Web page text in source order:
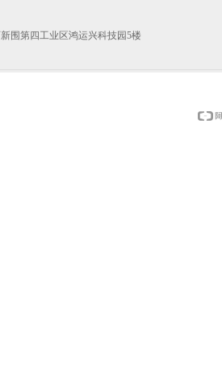
围第四工业区鸿运兴科技园5楼